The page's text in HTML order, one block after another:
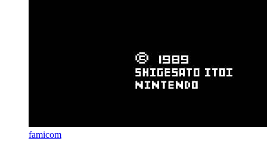
famicom